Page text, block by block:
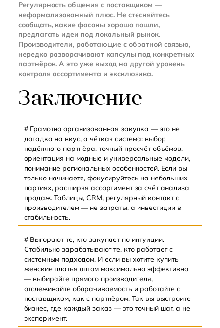
Регулярность общения с поставщиком —
неформализованный плюс. Не стесняйтесь
сообщать, какие фасоны хорошо пошли,
предлагать идеи под локальный рынок.
Производители, работающие с обратной связью,
нередко разворачивают капсулы под конкретных
партнёров. А это уже выход на другой уровень
контроля ассортимента и эксклюзива.
Заключение
Грамотно организованная закупка — это не
догадка на вкус, а чёткая система: выбор
надёжного партнёра, точный просчёт объёмов,
ориентация на модные и универсальные модели,
понимание региональных особенностей. Если вы
только начинаете, фокусируйтесь на небольших
партиях, расширяя ассортимент за счёт анализа
продаж. Таблицы, CRM, регулярный контакт с
производителем — не затраты, а инвестиции в
стабильность.
Выгорают те, кто закупает по интуиции.
Стабильно зарабатывают те, кто работает с
системным подходом. И если вы хотите купить
женские платья оптом максимально эффективно
— выбирайте прямого производителя,
отслеживайте оборачиваемость и работайте с
поставщиком, как с партнёром. Так вы выстроите
бизнес, где каждый заказ — это точный шаг, а не
эксперимент.